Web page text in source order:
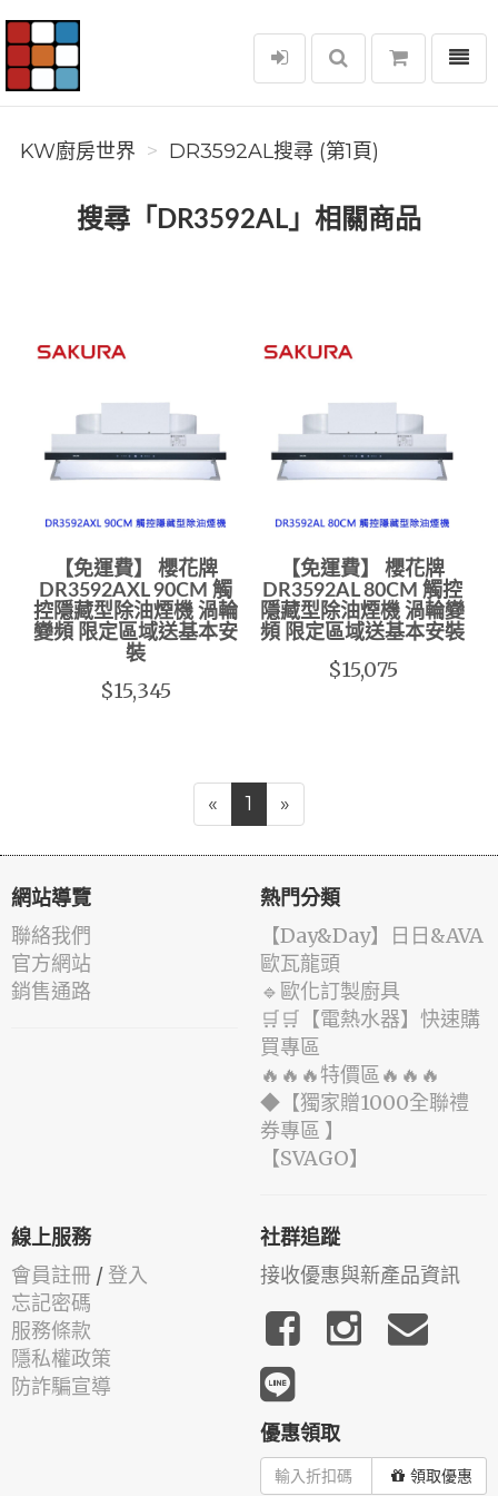
KW廚房世界
選單
KW廚房世界 DR3592AL搜尋 (第1頁)
搜尋「DR3592AL」相關商品
【免運費】 櫻花牌
DR3592AXL 90CM 觸
控隱藏型除油煙機 渦輪
變頻 限定區域送基本安
裝
$15,345
【免運費】 櫻花牌
DR3592AL 80CM 觸控
隱藏型除油煙機 渦輪變
頻 限定區域送基本安裝
$15,075
« 1 »
網站導覽
聯絡我們
官方網站
銷售通路
熱門分類
️【Day&Day】️日日&AVA
歐瓦龍頭
🔹歐化訂製廚具
🛒🛒【電熱水器】快速購
買專區
🔥🔥🔥特價區🔥🔥🔥
◆【獨家贈1000全聯禮
券專區 】
️【SVAGO】️
線上服務
會員註冊 / 登入
忘記密碼
服務條款
隱私權政策
防詐騙宣導
社群追蹤
接收優惠與新產品資訊
優惠領取
領取優惠